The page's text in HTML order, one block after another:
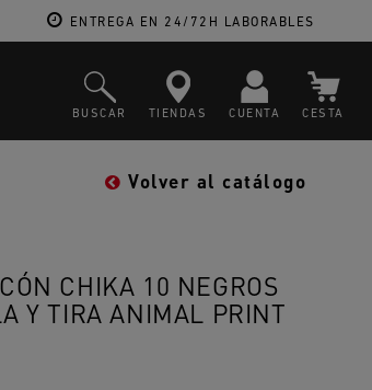
ENTREGA EN 24/72H LABORABLES
CESTA
CUENTA
TIENDAS
BUSCAR
Volver al catálogo
CHIKA 10 NEGROS
Y TIRA ANIMAL PRINT